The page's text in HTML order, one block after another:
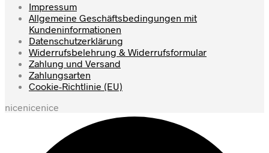
Impressum
Allgemeine Geschäftsbedingungen mit
Kundeninformationen
Datenschutzerklärung
Widerrufsbelehrung & Widerrufsformular
Zahlung und Versand
Zahlungsarten
Cookie-Richtlinie (EU)
nicenicenice